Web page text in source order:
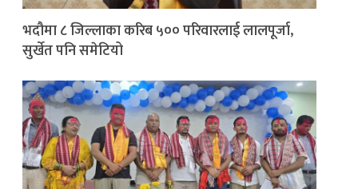
भदौमा ८ जिल्लाका करिब ५०० परिवारलाई लालपूर्जा,
सुर्खेत पनि समेटियो